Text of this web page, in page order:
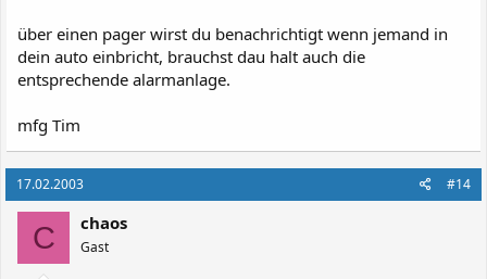
über einen pager wirst du benachrichtigt wenn jemand in
dein auto einbricht, brauchst dau halt auch die
entsprechende alarmanlage.
mfg Tim
17.02.2003 #14
C chaos
Gast